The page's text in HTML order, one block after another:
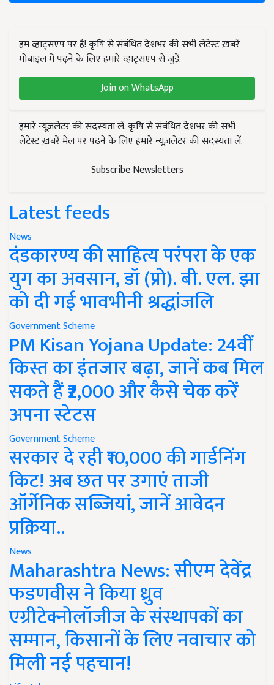
हम व्हाट्सएप पर हैं! कृषि से संबंधित देशभर की सभी लेटेस्ट ख़बरें
मोबाइल में पढ़ने के लिए हमारे व्हाट्सएप से जुड़ें.
Join on WhatsApp
हमारे न्यूज़लेटर की सदस्यता लें. कृषि से संबंधित देशभर की सभी
लेटेस्ट ख़बरें मेल पर पढ़ने के लिए हमारे न्यूज़लेटर की सदस्यता लें.
Subscribe Newsletters
Latest feeds
News
दंडकारण्य की साहित्य परंपरा के एक
युग का अवसान, डॉ (प्रो). बी. एल. झा
को दी गई भावभीनी श्रद्धांजलि
Government Scheme
PM Kisan Yojana Update: 24वीं
किस्त का इंतजार बढ़ा, जानें कब मिल
सकते हैं ₹2,000 और कैसे चेक करें
अपना स्टेटस
Government Scheme
सरकार दे रही ₹10,000 की गार्डनिंग
किट! अब छत पर उगाएं ताजी
ऑर्गेनिक सब्जियां, जानें आवेदन
प्रक्रिया..
News
Maharashtra News: सीएम देवेंद्र
फडणवीस ने किया ध्रुव
एग्रीटेक्नोलॉजीज के संस्थापकों का
सम्मान, किसानों के लिए नवाचार को
मिली नई पहचान!